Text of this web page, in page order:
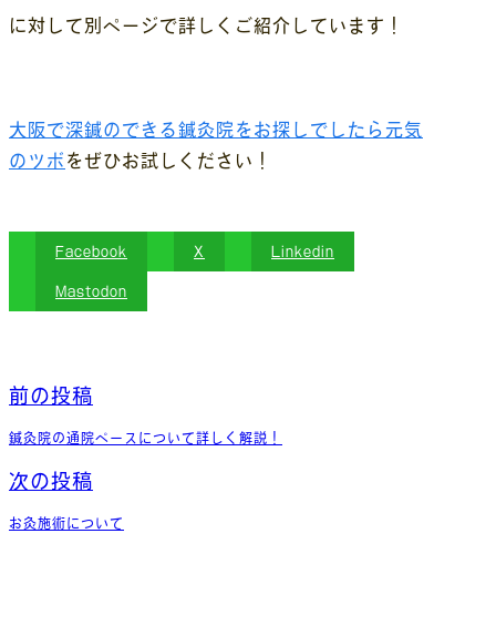
に対して別ページで詳しくご紹介しています！
大阪で深鍼のできる鍼灸院をお探しでしたら元気
のツボ をぜひお試しください！
Facebook X Linkedin
Mastodon
前の投稿
鍼灸院の通院ペースについて詳しく解説！
次の投稿
お灸施術について